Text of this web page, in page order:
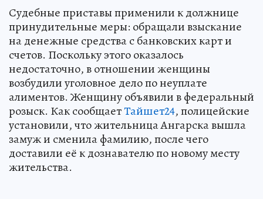
Судебные приставы применили к должнице
принудительные меры: обращали взыскание
на денежные средства с банковских карт и
счетов. Поскольку этого оказалось
недостаточно, в отношении женщины
возбудили уголовное дело по неуплате
алиментов. Женщину объявили в федеральный
розыск. Как сообщаетТайшет24, полицейские
установили, что жительница Ангарска вышла
замуж и сменила фамилию, после чего
доставили её к дознавателю по новому месту
жительства.